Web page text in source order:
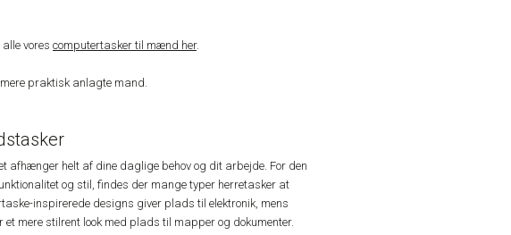
vores computertasker til mænd her.
praktisk anlagte mand.
afhænger helt af dine daglige behov og dit arbejde. For den
og stil, findes der mange typer herretasker at
inspirerede designs giver plads til elektronik, mens
mere stilrent look med plads til mapper og dokumenter.